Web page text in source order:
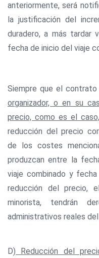
anteriormente, será
la justificación del
duradero, a más tardar
fecha de inicio del viaje
Siempre que el
organizador, o en su
precio, como es el caso,
reducción del precio
de los costes
produzcan entre la
viaje combinado y
reducción del precio,
minorista, tendrán
administrativos reales
D) Reducción del